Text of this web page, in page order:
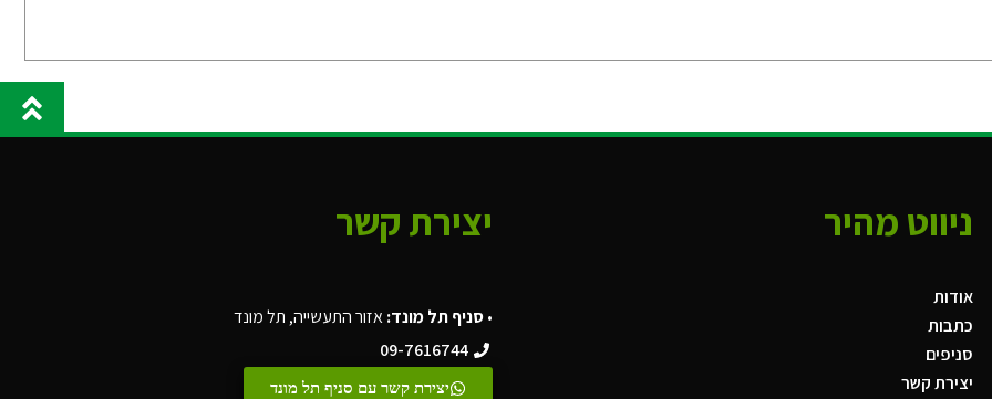
ניווט מהיר
אודות
כתבות
סניפים
יצירת קשר
יצירת קשר
•סניף תל מונד:אזור התעשייה, תל מונד
09-7616744
יצירת קשר עם סניף תל מונד